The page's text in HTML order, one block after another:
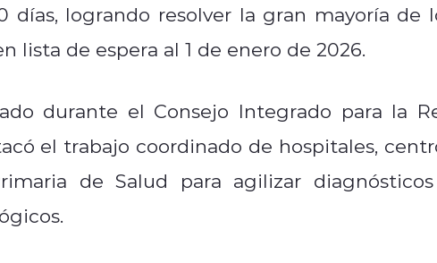
días, logrando resolver la gran mayoría de
lista de espera al 1 de enero de 2026.
durante el Consejo Integrado para la
el trabajo coordinado de hospitales,
de Salud para agilizar